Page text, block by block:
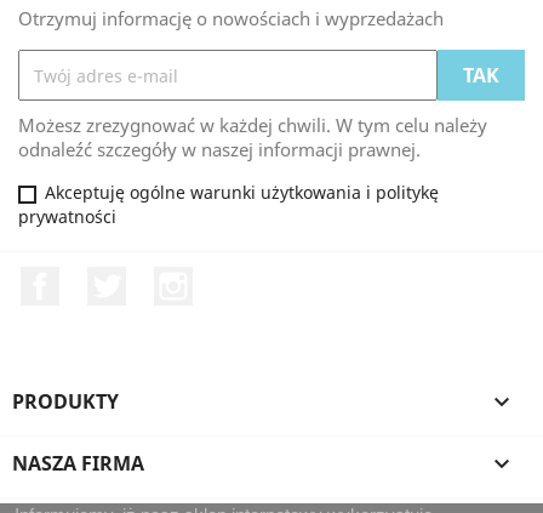
Otrzymuj informację o nowościach i wyprzedażach
Możesz zrezygnować w każdej chwili. W tym celu należy
odnaleźć szczegóły w naszej informacji prawnej.
Akceptuję ogólne warunki użytkowania i politykę
prywatności
PRODUKTY 
NASZA FIRMA 